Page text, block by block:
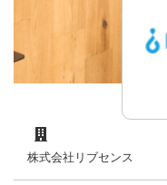
株式会社リブセンス